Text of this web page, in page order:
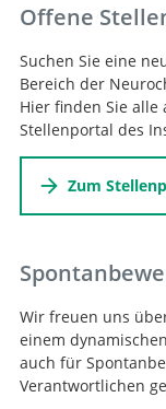
Offene
Suchen Sie eine
Bereich der
Hier finden Sie alle
Stellenportal des
Zum
Wir freuen uns
einem
auch für
Verantwortlichen